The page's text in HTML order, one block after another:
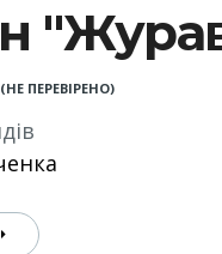
ПЕРЕВІРЕНО)